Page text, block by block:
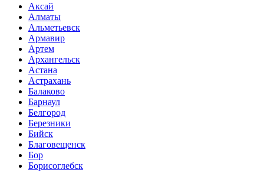
Аксай
Алматы
Альметьевск
Армавир
Артем
Архангельск
Астана
Астрахань
Балаково
Барнаул
Белгород
Березники
Бийск
Благовещенск
Бор
Борисоглебск